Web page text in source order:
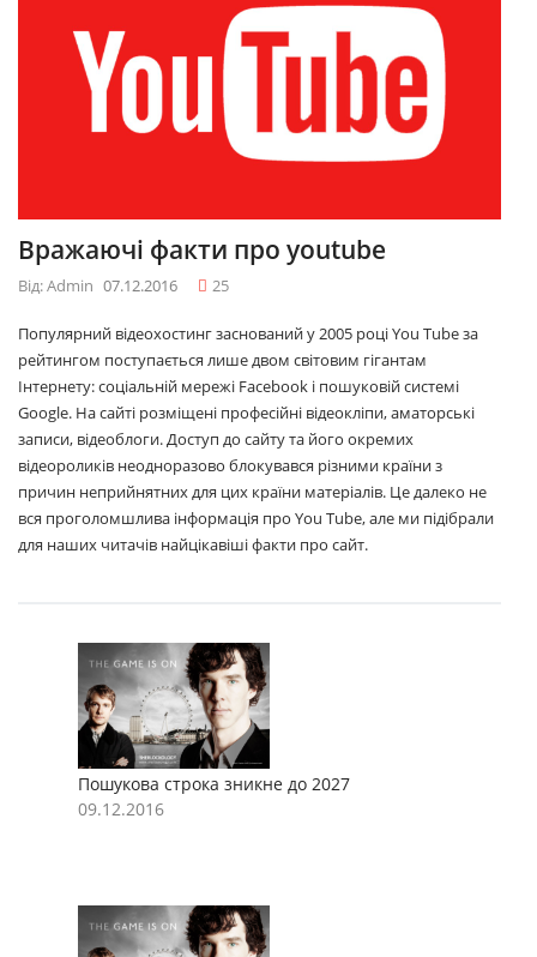
Вражаючі факти про youtube
Від: Admin 07.12.2016 25
Популярний відеохостинг заснований у 2005 році You Tube за
рейтингом поступається лише двом світовим гігантам
Інтернету: соціальній мережі Facebook і пошуковій системі
Google. На сайті розміщені професійні відеокліпи, аматорські
записи, відеоблоги. Доступ до сайту та його окремих
відеороликів неодноразово блокувався різними країни з
причин неприйнятних для цих країни матеріалів. Це далеко не
вся проголомшлива інформація про You Tube, але ми підібрали
для наших читачів найцікавіші факти про сайт.
Пошукова строка зникне до 2027
09.12.2016